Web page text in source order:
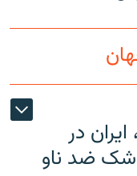
در
ضد ناو